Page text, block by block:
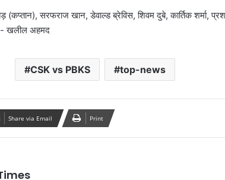
सरफराज खान, डेवाल्ड ब्रेविस, शिवम दुबे, कार्तिक शर्मा,
खलील अहमद
CSK vs PBKS top-news
Share via Email Print